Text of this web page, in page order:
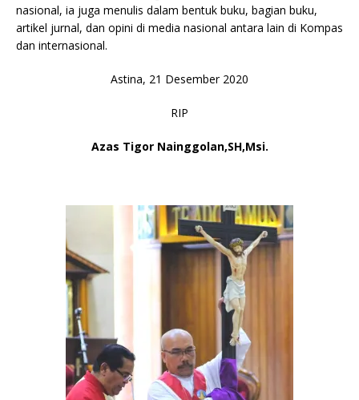
nasional, ia juga menulis dalam bentuk buku, bagian buku,
artikel jurnal, dan opini di media nasional antara lain di Kompas
dan internasional.
Astina, 21 Desember 2020
RIP
Azas Tigor Nainggolan,SH,Msi.